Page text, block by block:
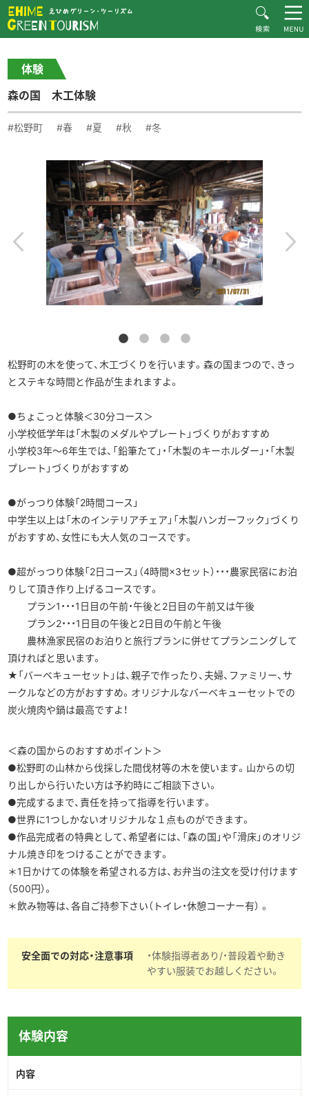
MOVIE
CONTACT
▶︎日本語
体験
森の国 木工体験
#松野町 #春 #夏 #秋 #冬
松野町の木を使って、木工づくりを行います。森の国まつので、きっ
とステキな時間と作品が生まれますよ。
●ちょこっと体験＜30分コース＞
小学校低学年は「木製のメダルやプレート」づくりがおすすめ
小学校3年～6年生では、「鉛筆たて」・「木製のキーホルダー」・「木製
プレート」づくりがおすすめ
●がっつり体験「2時間コース」
中学生以上は「木のインテリアチェア」「木製ハンガーフック」づくり
がおすすめ、女性にも大人気のコースです。
●超がっつり体験「2日コース」（4時間×3セット）・・・農家民宿にお泊
りして頂き作り上げるコースです。
プラン1・・・1日目の午前・午後と2日目の午前又は午後
プラン2・・・1日目の午後と2日目の午前と午後
農林漁家民宿のお泊りと旅行プランに併せてプランニングして
頂ければと思います。
★「バーベキューセット」は、親子で作ったり、夫婦、ファミリー、サ
ークルなどの方がおすすめ。オリジナルなバーベキューセットでの
炭火焼肉や鍋は最高ですよ！
＜森の国からのおすすめポイント＞
●松野町の山林から伐採した間伐材等の木を使います。山からの切
り出しから行いたい方は予約時にご相談下さい。
●完成するまで、責任を持って指導を行います。
●世界に1つしかないオリジナルな１点ものができます。
●作品完成者の特典として、希望者には、「森の国」や「滑床」のオリジ
ナル焼き印をつけることができます。
＊1日かけての体験を希望される方は、お弁当の注文を受け付けます
（500円）。
＊飲み物等は、各自ご持参下さい（トイレ・休憩コーナー有） 。
安全面での対応・注意事項
・体験指導者あり/・普段着や動き
やすい服装でお越しください。
体験内容
内容